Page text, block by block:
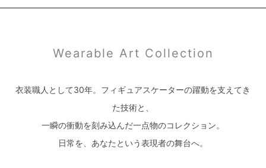
Wearable Art Collection
衣装職人として30年。フィギュアスケーターの躍動を支えてき
た技術と、
一瞬の衝動を刻み込んだ一点物のコレクション。
日常を、あなたという表現者の舞台へ。